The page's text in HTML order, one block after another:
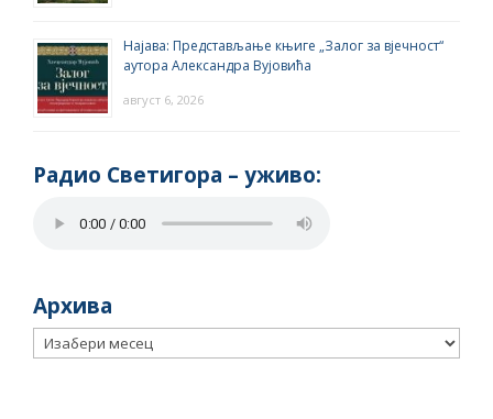
Најава: Представљање књиге „Залог за вјечност“
аутора Александра Вујовића
август 6, 2026
Радио Светигора – yживо:
Архива
Архива